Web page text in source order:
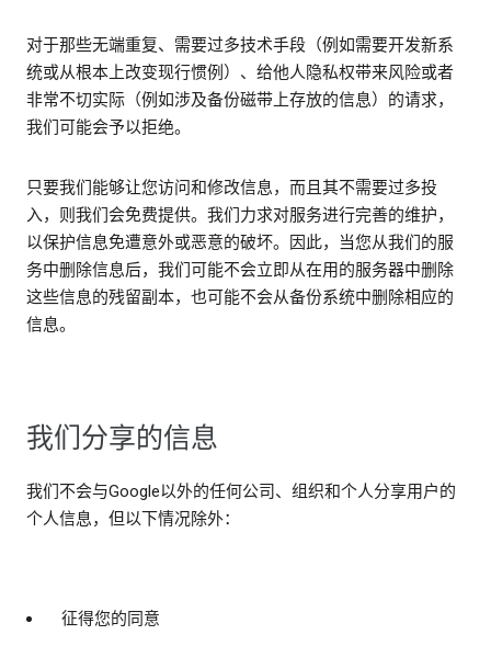
对于那些无端重复、需要过多技术手段（例如需要开发新系
统或从根本上改变现行惯例）、给他人隐私权带来风险或者
非常不切实际（例如涉及备份磁带上存放的信息）的请求，
我们可能会予以拒绝。
只要我们能够让您访问和修改信息，而且其不需要过多投
入，则我们会免费提供。我们力求对服务进行完善的维护，
以保护信息免遭意外或恶意的破坏。因此，当您从我们的服
务中删除信息后，我们可能不会立即从在用的服务器中删除
这些信息的残留副本，也可能不会从备份系统中删除相应的
信息。
我们分享的信息
我们不会与Google以外的任何公司、组织和个人分享用户的
个人信息，但以下情况除外：
征得您的同意